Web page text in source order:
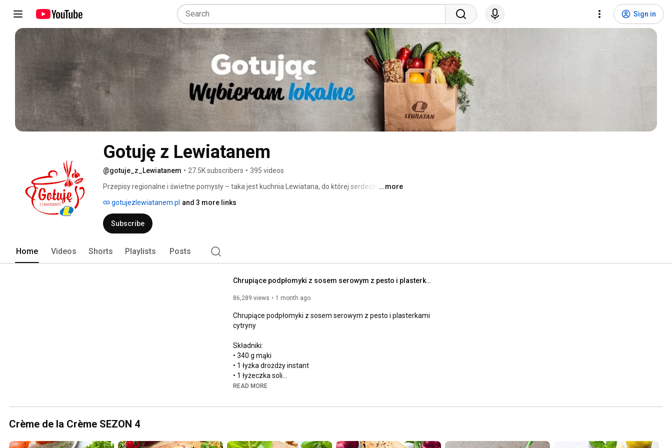
Sign in
Gotuję z Lewiatanem
@gotuje_z_Lewiatanem • 27.5K subscribers • 395 videos
Przepisy regionalne i świetne pomysły – taka jest kuchnia Lewiatana, do której serdecznie Cię
...more
gotujezlewiatanem.pl and 3 more links
Subscribe
Home Videos Shorts Playlists Posts
Chrupiące podpłomyki z sosem serowym z pesto i plasterkami cytryny
86,289 views 1 month ago
Chrupiące podpłomyki z sosem serowym z pesto i plasterkami
cytryny
Składniki:
• 340 g mąki
• 1 łyżka drożdży instant
• 1 łyżeczka soli
• 1 łyżeczka cukru
• 1 łyżka oleju
• 1 łyżeczka suszonego oregano
READ MORE
Crème de la Crème SEZON 4